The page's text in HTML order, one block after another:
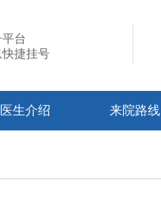
台
捷挂号
医生介绍 来院路线